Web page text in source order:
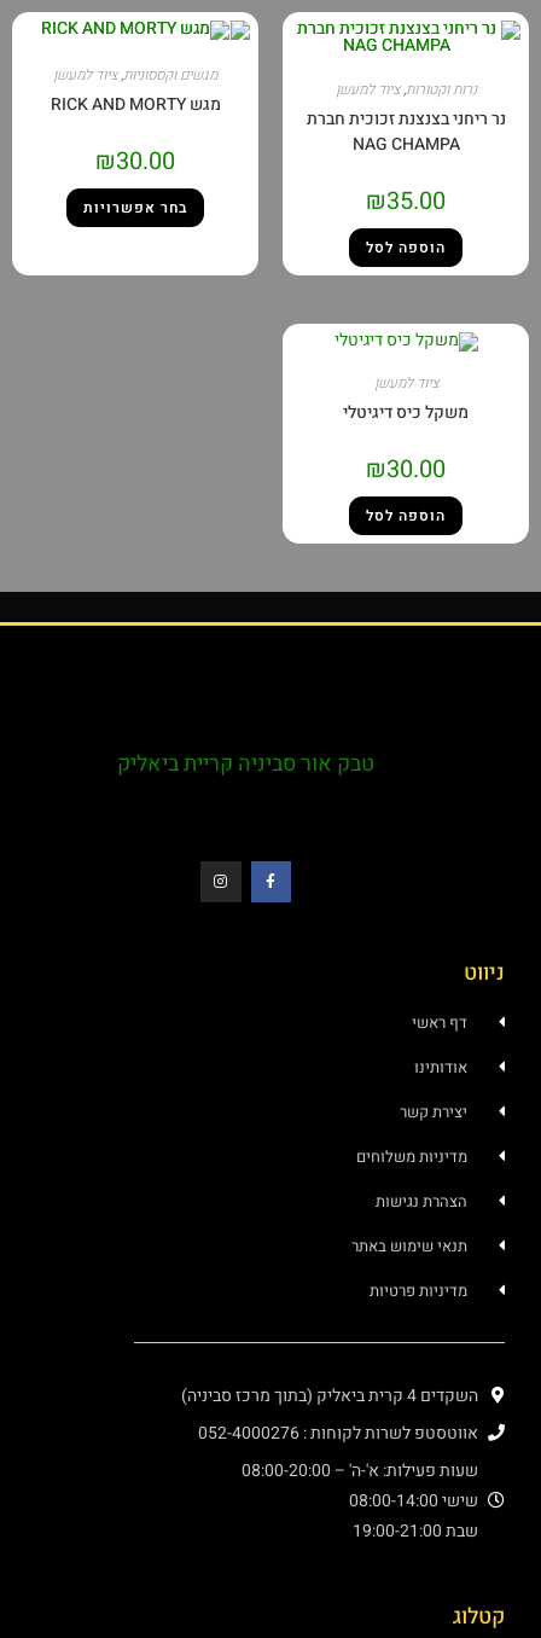
נרות וקטורות,ציוד למעשן
נר ריחני בצנצנת זכוכית חברת
NAG CHAMPA
₪35.00
הוספה לסל
מגשים וקססוניות,ציוד למעשן
מגש RICK AND MORTY
₪30.00
בחר אפשרויות
ציוד למעשן
משקל כיס דיגיטלי
₪30.00
הוספה לסל
טבק אור סביניה קריית ביאליק
ניווט
דף ראשי
אודותינו
יצירת קשר
מדיניות משלוחים
הצהרת נגישות
תנאי שימוש באתר
מדיניות פרטיות
השקדים 4 קרית ביאליק (בתוך מרכז סביניה)
אווטסטפ לשרות לקוחות : 052-4000276
שעות פעילות: א'-ה' – 08:00-20:00
שישי 08:00-14:00
שבת 19:00-21:00
קטלוג